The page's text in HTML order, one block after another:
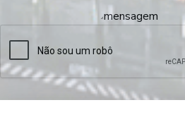
mensagem